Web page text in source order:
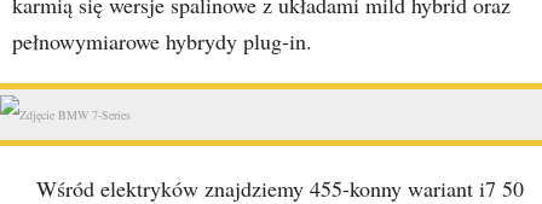
pełnowymiarowe hybrydy plug-in.
Wśród elektryków znajdziemy 455-konny wariant i7 50